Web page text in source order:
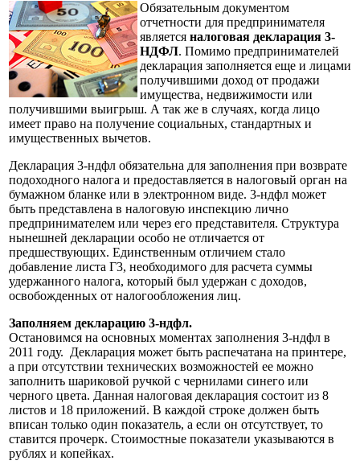
Обязательным документом
отчетности для предпринимателя
является налоговая декларация 3-
НДФЛ. Помимо предпринимателей
декларация заполняется еще и лицами
получившими доход от продажи
имущества, недвижимости или
получившими выигрыш. А так же в случаях, когда лицо
имеет право на получение социальных, стандартных и
имущественных вычетов.
Декларация 3-ндфл обязательна для заполнения при возврате
подоходного налога и предоставляется в налоговый орган на
бумажном бланке или в электронном виде. 3-ндфл может
быть представлена в налоговую инспекцию лично
предпринимателем или через его представителя. Структура
нынешней декларации особо не отличается от
предшествующих. Единственным отличием стало
добавление листа Г3, необходимого для расчета суммы
удержанного налога, который был удержан с доходов,
освобожденных от налогообложения лиц.
Заполняем декларацию 3-ндфл.
Остановимся на основных моментах заполнения 3-ндфл в
2011 году. Декларация может быть распечатана на принтере,
а при отсутствии технических возможностей ее можно
заполнить шариковой ручкой с чернилами синего или
черного цвета. Данная налоговая декларация состоит из 8
листов и 18 приложений. В каждой строке должен быть
вписан только один показатель, а если он отсутствует, то
ставится прочерк. Стоимостные показатели указываются в
рублях и копейках.